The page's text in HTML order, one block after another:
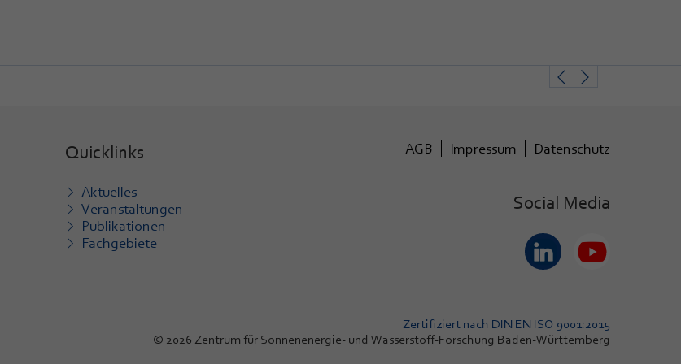
Quicklinks
Aktuelles
Veranstaltungen
Publikationen
Fachgebiete
AGB Impressum Datenschutz
Social Media
Zertifiziert nach DIN EN ISO 9001:2015
© 2026 Zentrum für Sonnenenergie- und Wasserstoff-Forschung Baden-Württemberg